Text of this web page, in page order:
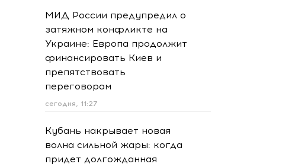
МИД России предупредил о
затяжном конфликте на
Украине: Европа продолжит
финансировать Киев и
препятствовать
переговорам
сегодня, 11:27
Кубань накрывает новая
волна сильной жары: когда
придет долгожданная